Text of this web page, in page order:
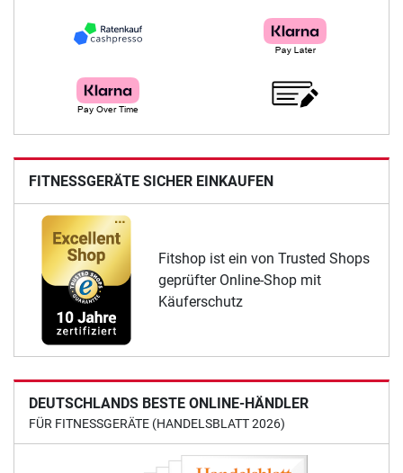
FITNESSGERÄTE SICHER EINKAUFEN
Fitshop ist ein von Trusted Shops
geprüfter Online-Shop mit
Käuferschutz
DEUTSCHLANDS BESTE ONLINE-HÄNDLER
FÜR FITNESSGERÄTE (HANDELSBLATT 2026)